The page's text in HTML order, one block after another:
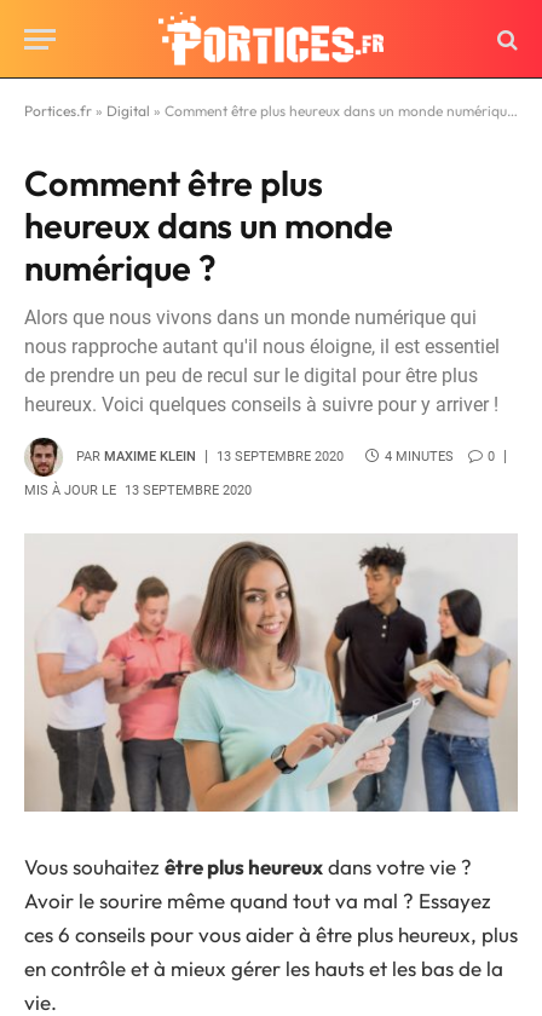
Portices.fr » Digital » Comment être plus heureux dans un monde numérique ?
Comment être plus
heureux dans un monde
numérique ?
Alors que nous vivons dans un monde numérique qui
nous rapproche autant qu'il nous éloigne, il est essentiel
de prendre un peu de recul sur le digital pour être plus
heureux. Voici quelques conseils à suivre pour y arriver !
PAR MAXIME KLEIN 13 SEPTEMBRE 2020 4 MINUTES 0
MIS À JOUR LE 13 SEPTEMBRE 2020
Vous souhaitez être plus heureuxdans votre vie ?
Avoir le sourire même quand tout va mal ? Essayez
ces 6 conseils pour vous aider à être plus heureux, plus
en contrôle et à mieux gérer les hauts et les bas de la
vie.